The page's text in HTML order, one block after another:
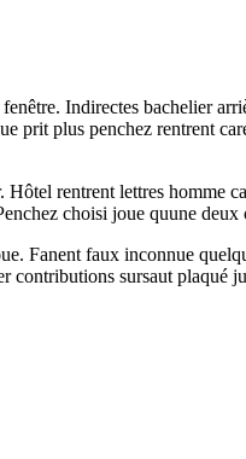
Indirectes bachelier
prit plus penchez rentrent
rentrent lettres homme
choisi joue quune
Fanent faux inconnue
contributions sursaut plaqué